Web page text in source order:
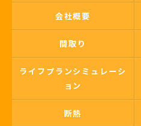
会社概要
間取り
ライフプランシミュレーシ
ョン
断熱